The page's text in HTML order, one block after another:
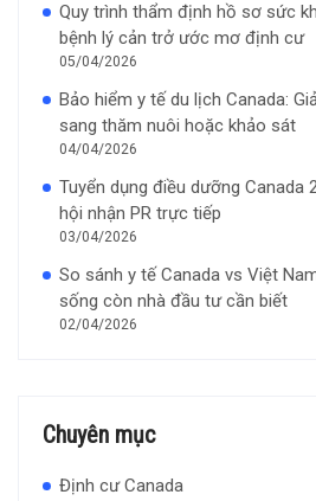
Quy trình thẩm định hồ sơ sức
bệnh lý cản trở ước mơ định cư
05/04/2026
Bảo hiểm y tế du lịch Canada:
sang thăm nuôi hoặc khảo sát
04/04/2026
Tuyển dụng điều dưỡng Canada
hội nhận PR trực tiếp
03/04/2026
So sánh y tế Canada vs Việt
sống còn nhà đầu tư cần biết
02/04/2026
Chuyên mục
Định cư Canada